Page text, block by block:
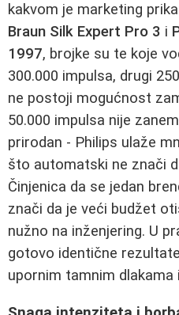
kakvom je marketing
Braun Silk Expert Pro 3 i
1997, brojke su te koje
300.000 impulsa, drugi
ne postoji mogućnost
50.000 impulsa nije
prirodan - Philips ulaže
što automatski ne znači
Činjenica da se jedan
znači da je veći budžet
nužno na inženjering. U
gotovo identične
upornim tamnim dlakama